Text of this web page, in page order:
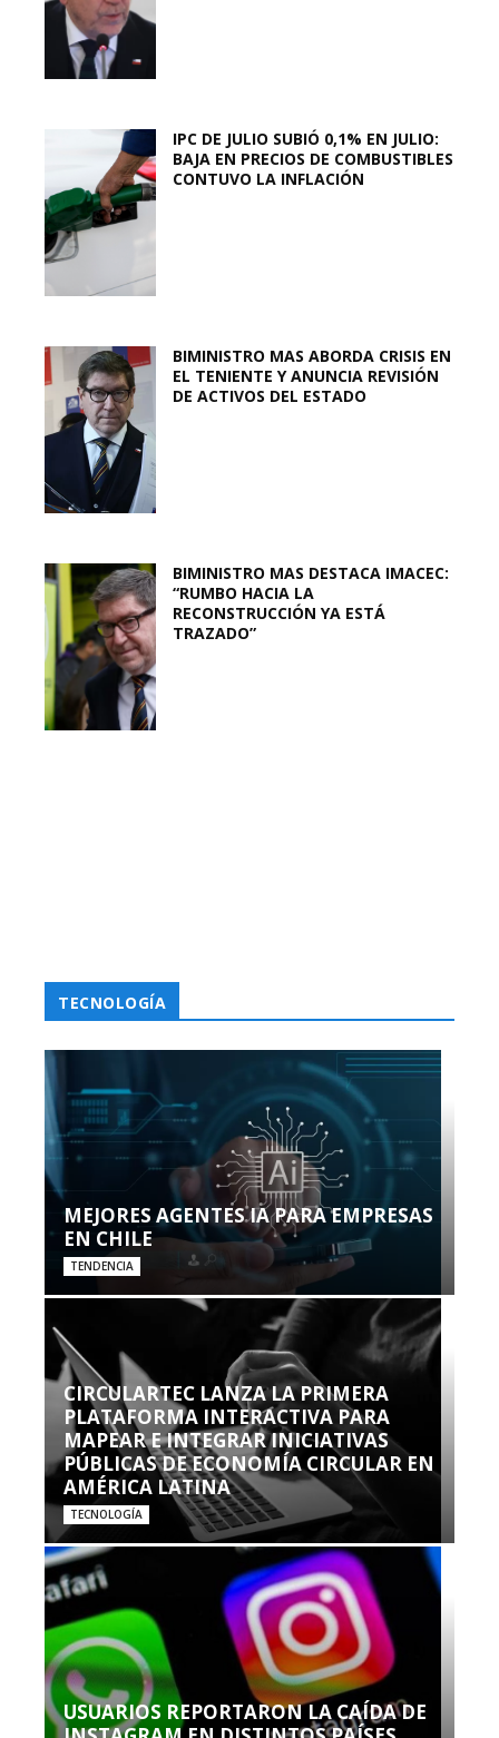
IPC DE JULIO SUBIÓ 0,1% EN JULIO:
BAJA EN PRECIOS DE COMBUSTIBLES
CONTUVO LA INFLACIÓN
BIMINISTRO MAS ABORDA CRISIS EN
EL TENIENTE Y ANUNCIA REVISIÓN
DE ACTIVOS DEL ESTADO
BIMINISTRO MAS DESTACA IMACEC:
“RUMBO HACIA LA
RECONSTRUCCIÓN YA ESTÁ
TRAZADO”
TECNOLOGÍA
MEJORES AGENTES IA PARA EMPRESAS
EN CHILE
TENDENCIA
CIRCULARTEC LANZA LA PRIMERA
PLATAFORMA INTERACTIVA PARA
MAPEAR E INTEGRAR INICIATIVAS
PÚBLICAS DE ECONOMÍA CIRCULAR EN
AMÉRICA LATINA
TECNOLOGÍA
USUARIOS REPORTARON LA CAÍDA DE